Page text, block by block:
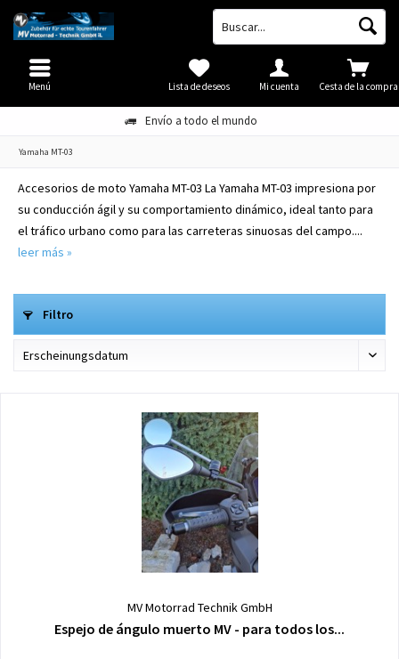
Envío a todo el mundo
Cesta de la compra
Lista de deseos Mi cuenta
Menú
Yamaha MT-03
Accesorios de moto Yamaha MT-03 La Yamaha MT-03 impresiona por
su conducción ágil y su comportamiento dinámico, ideal tanto para
el tráfico urbano como para las carreteras sinuosas del campo....
leer más »
Filtro
MV Motorrad Technik GmbH
Espejo de ángulo muerto MV - para todos los...